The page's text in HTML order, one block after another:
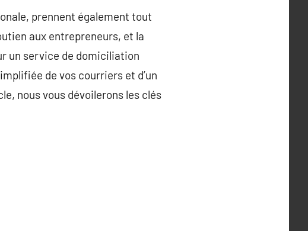
prennent également tout
aux entrepreneurs, et la
un service de domiciliation
de vos courriers et d’un
nous vous dévoilerons les clés